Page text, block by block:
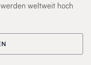
weltweit hoch